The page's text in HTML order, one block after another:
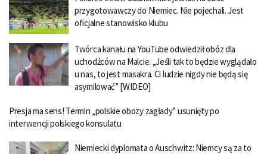
przygotowawczy do Niemiec. Nie pojechali. Jest
oficjalne stanowisko klubu
Twórca kanału na YouTube odwiedził obóz dla
uchodźców na Malcie. „Jeśli tak to będzie wyglądało
u nas, to jest masakra. Ci ludzie nigdy nie będą się
asymilować” [WIDEO]
Presja ma sens! Termin „polskie obozy zagłady” usunięty po
interwencji polskiego konsulatu
Niemiecki dyplomata o Auschwitz: Niemcy są za to